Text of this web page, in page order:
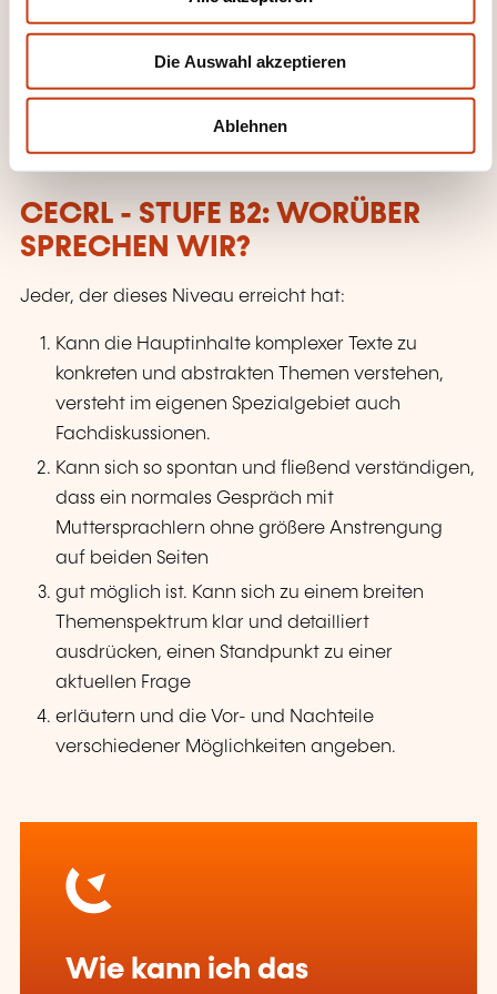
Die Auswahl akzeptieren
Ablehnen
VERANSTALTUNGSART
Les inscriptions et les demandes d'informations
s'effectuent directement auprès de l'organisateur qui
délivre la formation.
CECRL - STUFE B2: WORÜBER
SPRECHEN WIR?
Jeder, der dieses Niveau erreicht hat:
Kann die Hauptinhalte komplexer Texte zu
konkreten und abstrakten Themen verstehen,
versteht im eigenen Spezialgebiet auch
Fachdiskussionen.
Kann sich so spontan und fließend verständigen,
dass ein normales Gespräch mit
Muttersprachlern ohne größere Anstrengung
auf beiden Seiten
gut möglich ist. Kann sich zu einem breiten
Themenspektrum klar und detailliert
ausdrücken, einen Standpunkt zu einer
aktuellen Frage
erläutern und die Vor- und Nachteile
verschiedener Möglichkeiten angeben.
Wie kann ich das